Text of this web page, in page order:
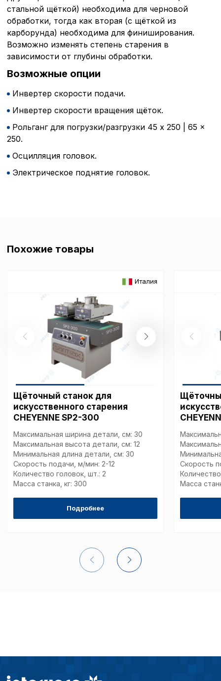
стальной щёткой) необходима для черновой
обработки, тогда как вторая (с щёткой из
карборунда) необходима для финиширования.
Возможно изменять степень старения в
зависимости от глубины обработки.
Возможные опции
Инвертер скорости подачи.
Инвертер скорости вращения щёток.
Рольганг для погрузки/разгрузки 45 x 250 | 65 x
250.
Осцилляция головок.
Электрическое поднятие головок.
Похожие товары
Италия
Щёточный станок для
искусственного старения
CHEYENNE SP2-300
Максимальная ширина детали, см: 30
Максимальная высота детали, см: 12
Минимальная длина детали, см: 30
Скорость подачи, м/мин: 2-12
Количество головок, шт.: 2
Масса станка, кг: 300
Подробнее
Скорость
Масса
Политика в
обработки сookies
каждого типа файлов
без которых
настроек файлов cookie
cookie файлов не
определять
пользователей
страницы и
совершенствованию
исходя из
пользователей.